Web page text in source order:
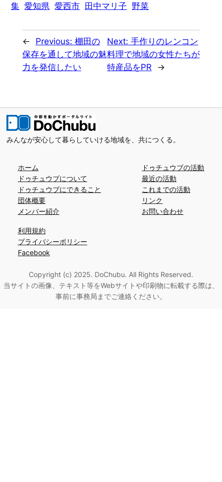
集 愛知県 愛西市 田中マリ子 野菜
← Previous: 棚田の
保存を通して地域の魅
力を発信したい
Next: 手作りのレンコン
料理で地域の女性たちが
特産品をPR
→
みんなが安心して暮らしていける地域を、共につくる。
ホーム
ドゥチュウブについて
ドゥチュウブにできること
団体概要
メンバー紹介
ドゥチュウブの活動
最近の活動
これまでの活動
リンク
お問い合わせ
利用規約
プライバシーポリシー
Facebook
Copyright (c) 2025. DoChubu. All Rights Reserved.
当サイトの画像、テキスト等をWebサイトや印刷物に転載する際は、
事前に事務局までご連絡ください。